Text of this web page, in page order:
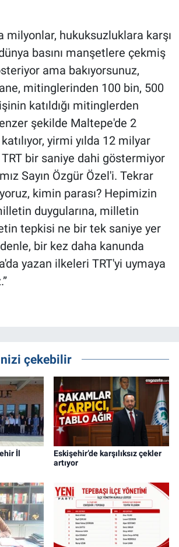
milyonlar, hukuksuzluklara karşı
basını manşetlere çekmiş
ama bakıyorsunuz,
mitinglerinden 100 bin, 500
katıldığı mitinglerden
şekilde Maltepe'de 2
yirmi yılda 12 milyar
bir saniye dahi göstermiyor
Sayın Özgür Özel'i. Tekrar
kimin parası? Hepimizin
duygularına, milletin
tepkisi ne bir tek saniye yer
bir kez daha kanunda
yazan ilkeleri TRT'yi uymaya
çekebilir
İl
Eskişehir’de karşılıksız çekler
artıyor